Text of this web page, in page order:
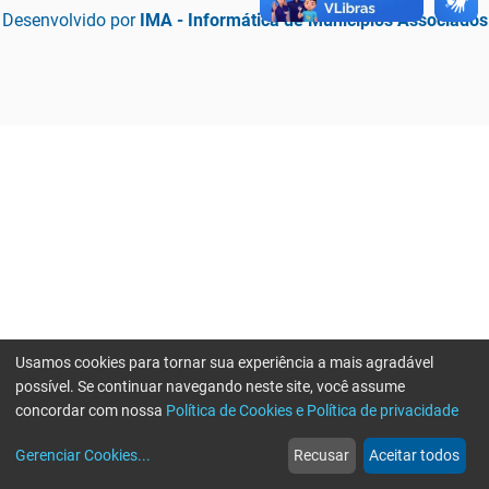
Desenvolvido por IMA - Informática de Municípios Associados
web
Notícias
more_horiz
Mais
Usamos cookies para tornar sua experiência a mais agradável
possível. Se continuar navegando neste site, você assume
concordar com nossa Política de Cookies e Política de privacidade
Gerenciar Cookies... Recusar Aceitar todos
Erro ao enviar informações, por favor tente novamente